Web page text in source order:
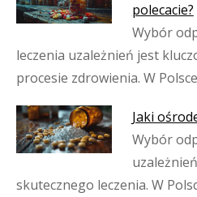
polecacie?
Wybór
leczenia uzależnień jest
procesie zdrowienia. W
Jaki
Wybór
skutecznego leczenia. W